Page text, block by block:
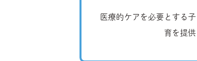
医療的ケアを必要とする
育を提